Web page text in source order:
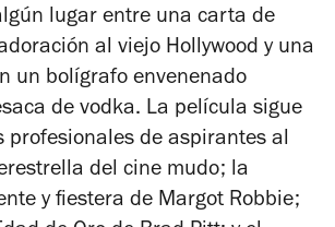
lugar entre una carta de
al viejo Hollywood y una
un bolígrafo envenenado
de vodka. La película sigue
profesionales de aspirantes al
del cine mudo; la
y fiestera de Margot Robbie;